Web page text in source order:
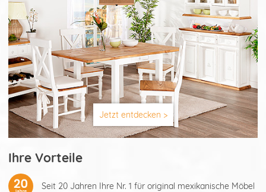
Jetzt entdecken >
Ihre Vorteile
Seit 20 Jahren Ihre Nr. 1 für original mexikanische Möbel